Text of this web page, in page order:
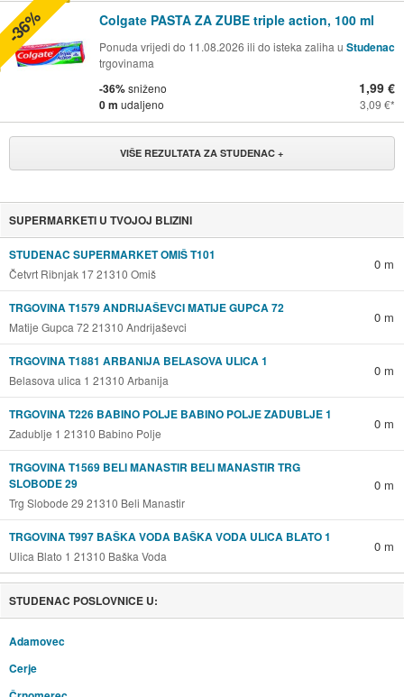
Colgate PASTA ZA ZUBE triple action, 100 ml
Ponuda vrijedi do 11.08.2026 ili do isteka zaliha u Studenac
trgovinama
-36%sniženo
0 m udaljeno
1,99 €
3,09 €
-36%
VIŠE REZULTATA ZA STUDENAC +
SUPERMARKETI U TVOJOJ BLIZINI
STUDENAC SUPERMARKET OMIŠ T101
Četvrt Ribnjak 17 21310 Omiš
0 m
TRGOVINA T1579 ANDRIJAŠEVCI MATIJE GUPCA 72
Matije Gupca 72 21310 Andrijaševci
0 m
TRGOVINA T1881 ARBANIJA BELASOVA ULICA 1
Belasova ulica 1 21310 Arbanija
0 m
TRGOVINA T226 BABINO POLJE BABINO POLJE ZADUBLJE 1
Zadublje 1 21310 Babino Polje
0 m
TRGOVINA T1569 BELI MANASTIR BELI MANASTIR TRG
SLOBODE 29
Trg Slobode 29 21310 Beli Manastir
0 m
TRGOVINA T997 BAŠKA VODA BAŠKA VODA ULICA BLATO 1
Ulica Blato 1 21310 Baška Voda
0 m
STUDENAC POSLOVNICE U:
Adamovec
Cerje